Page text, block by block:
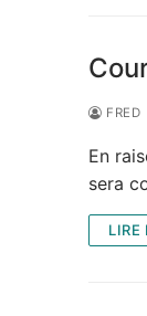
FRED
En
sera
LIRE